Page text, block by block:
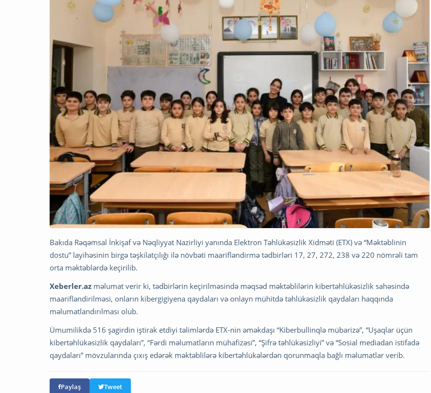
Bakıda Rəqəmsal İnkişaf və Nəqliyyat Nazirliyi yanında Elektron Təhlükəsizlik Xidməti (ETX) və “Məktəblinin
dostu” layihəsinin birgə təşkilatçılığı ilə növbəti maarifləndirmə tədbirləri 17, 27, 272, 238 və 220 nömrəli tam
orta məktəblərdə keçirilib.
Xeberler.az məlumat verir ki, tədbirlərin keçirilməsində məqsəd məktəblilərin kibertəhlükəsizlik sahəsində
maarifləndirilməsi, onların kibergigiyena qaydaları və onlayn mühitdə təhlükəsizlik qaydaları haqqında
məlumatlandırılması olub.
Ümumilikdə 516 şagirdin iştirak etdiyi təlimlərdə ETX-nin əməkdaşı “Kiberbullinqlə mübarizə”, “Uşaqlar üçün
kibertəhlükəsizlik qaydaları”, “Fərdi məlumatların mühafizəsi”, “Şifrə təhlükəsizliyi” və “Sosial mediadan istifadə
qaydaları” mövzularında çıxış edərək məktəblilərə kibertəhlükələrdən qorunmaqla bağlı məlumatlar verib.
Paylaş Tweet